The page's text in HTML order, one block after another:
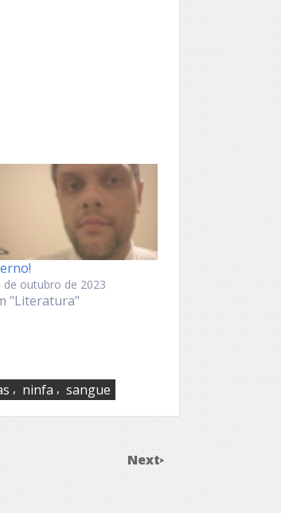
de outubro de 2023
"Literatura"
, ninfa , sangue
Next